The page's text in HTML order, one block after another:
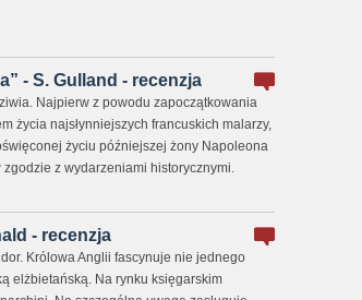
- S. Gulland - recenzja
Najpierw z powodu zapoczątkowania
życia najsłynniejszych francuskich malarzy,
życiu późniejszej żony Napoleona
z wydarzeniami historycznymi.
- recenzja
Królowa Anglii fascynuje nie jednego
elżbietańską. Na rynku księgarskim